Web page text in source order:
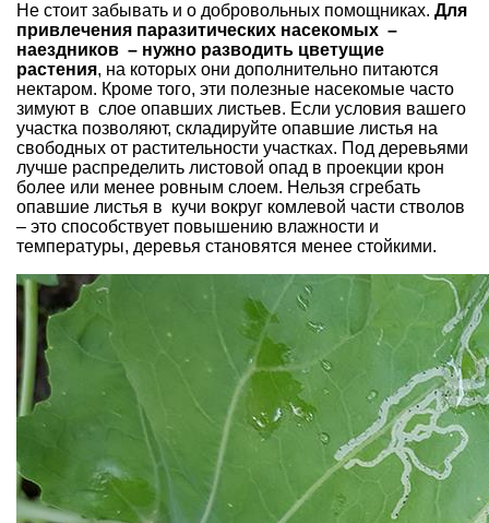
Не стоит забывать и о добровольных помощниках. Для
привлечения паразитических насекомых –
наездников – нужно разводить цветущие
растения, на которых они дополнительно питаются
нектаром. Кроме того, эти полезные насекомые часто
зимуют в слое опавших листьев. Если условия вашего
участка позволяют, складируйте опавшие листья на
свободных от растительности участках. Под деревьями
лучше распределить листовой опад в проекции крон
более или менее ровным слоем. Нельзя сгребать
опавшие листья в кучи вокруг комлевой части стволов
– это способствует повышению влажности и
температуры, деревья становятся менее стойкими.